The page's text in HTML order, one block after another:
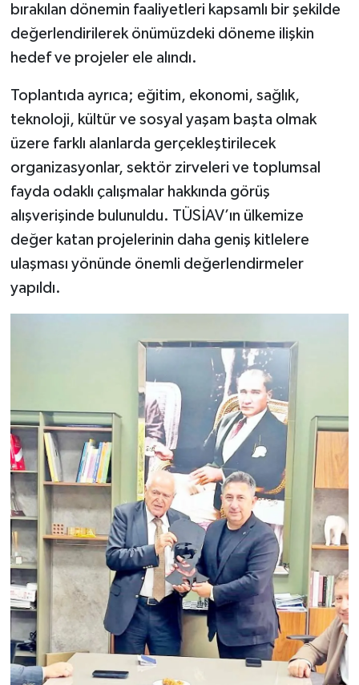
bırakılan dönemin faaliyetleri kapsamlı bir şekilde
değerlendirilerek önümüzdeki döneme ilişkin
hedef ve projeler ele alındı.
Toplantıda ayrıca; eğitim, ekonomi, sağlık,
teknoloji, kültür ve sosyal yaşam başta olmak
üzere farklı alanlarda gerçekleştirilecek
organizasyonlar, sektör zirveleri ve toplumsal
fayda odaklı çalışmalar hakkında görüş
alışverişinde bulunuldu. TÜSİAV’ın ülkemize
değer katan projelerinin daha geniş kitlelere
ulaşması yönünde önemli değerlendirmeler
yapıldı.